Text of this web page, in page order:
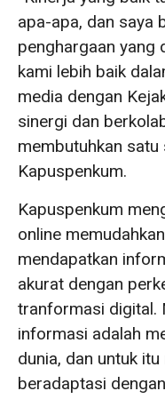
apa-apa, dan saya
penghargaan yang
kami lebih baik
media dengan
sinergi dan
membutuhkan satu
Kapuspenkum.
Kapuspenkum
online
mendapatkan
akurat dengan
tranformasi digital.
informasi adalah
dunia, dan untuk
beradaptasi